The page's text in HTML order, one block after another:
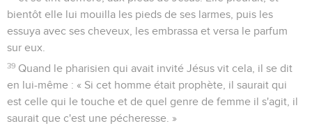
bientôt elle lui mouilla les pieds de ses larmes, puis les
essuya avec ses cheveux, les embrassa et versa le parfum
sur eux.
39 Quand le pharisien qui avait invité Jésus vit cela, il se dit
en lui-même : « Si cet homme était prophète, il saurait qui
est celle qui le touche et de quel genre de femme il s'agit, il
saurait que c'est une pécheresse. »